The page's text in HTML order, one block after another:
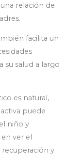
relación de
facilita un
su salud a largo
es natural,
puede
niño y
ver el
y